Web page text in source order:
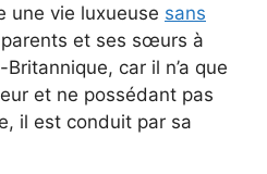
une vie luxueuse sans
et ses sœurs à
car il n’a que
et ne possédant pas
il est conduit par sa